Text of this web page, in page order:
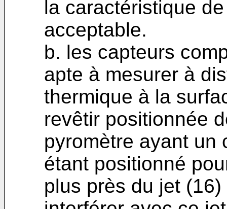
la caractéristique
acceptable.
b. les capteurs
apte à mesurer à
thermique à la
revêtir positionnée
pyromètre ayant un
étant positionné
plus près du jet